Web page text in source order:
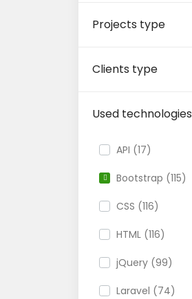
Projects type
Clients type
Used technologies
API (17)
Bootstrap (115)
CSS (116)
HTML (116)
jQuery (99)
Laravel (74)